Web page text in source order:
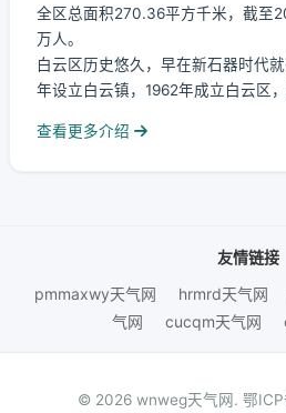
全区总面积270.36平方千米，截至
万人。
白云区历史悠久，早在新石器时代
年设立白云镇，1962年成立白云区
查看更多介绍
友情链接
pmmaxwy天气网
hrmrd天气网
气网
cucqm天气网
© 2026 wnweg天气网. 鄂